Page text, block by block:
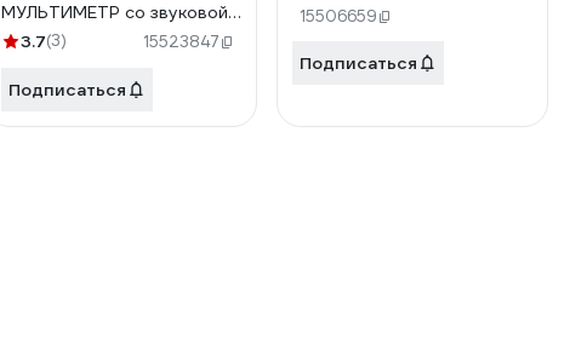
МУЛЬТИМЕТР со звуковой
сигнализацией JTC-1441
3.7(3) 15523847
Подписаться
15506659
Подписаться